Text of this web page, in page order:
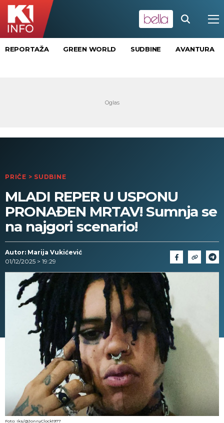
REPORTAŽA GREEN WORLD SUDBINE AVANTURA
PRIČE > SUDBINE
MLADI REPER U USPONU
PRONAĐEN MRTAV! Sumnja se
na najgori scenario!
Autor: Marija Vukićević
01/12/2025 > 19:29
Foto: Iks/@JonnyClock1977